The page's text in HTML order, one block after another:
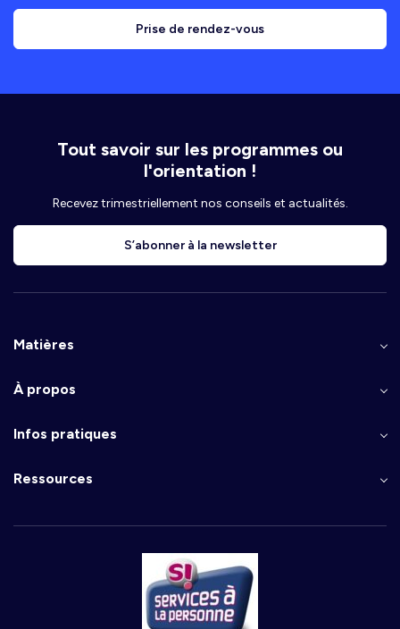
Prise de rendez-vous
Tout savoir sur les programmes ou
l'orientation !
Recevez trimestriellement nos conseils et actualités.
S’abonner à la newsletter
Matières
À propos
Infos pratiques
Ressources